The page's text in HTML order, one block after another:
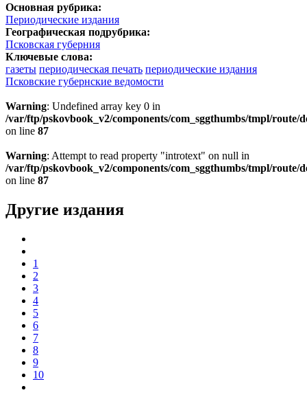
Основная рубрика:
Периодические издания
Географическая подрубрика:
Псковская губерния
Ключевые слова:
газеты периодическая печать периодические издания
Псковские губернские ведомости
Warning: Undefined array key 0 in
/var/ftp/pskovbook_v2/components/com_sggthumbs/tmpl/route/
on line 87
Warning: Attempt to read property "introtext" on null in
/var/ftp/pskovbook_v2/components/com_sggthumbs/tmpl/route/
on line 87
Другие издания
1
2
3
4
5
6
7
8
9
10